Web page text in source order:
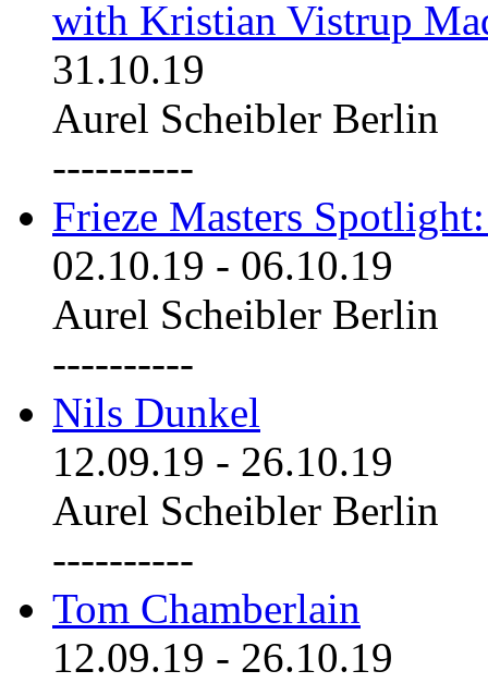
with Kristian Vistrup
31.10.19
Aurel Scheibler Berlin
----------
Frieze Masters
02.10.19 - 06.10.19
Aurel Scheibler Berlin
----------
Nils Dunkel
12.09.19 - 26.10.19
Aurel Scheibler Berlin
----------
Tom Chamberlain
12.09.19 - 26.10.19